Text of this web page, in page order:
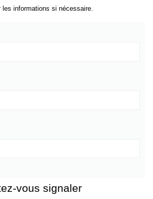
informations si nécessaire.
vous signaler